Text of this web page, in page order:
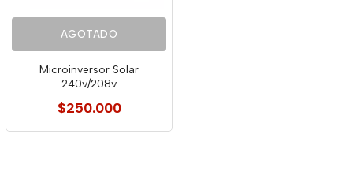
AGOTADO
Microinversor Solar
240v/208v
$250.000